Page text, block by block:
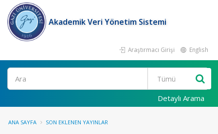
Akademik Veri Yönetim Sistemi
Araştırmacı Girişi English
Ara
Detaylı Arama
ANA SAYFA SON EKLENEN YAYINLAR